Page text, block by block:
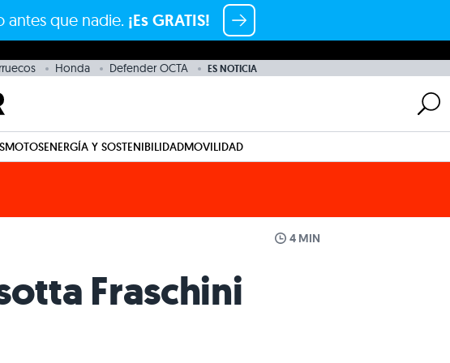
antes que nadie. ¡Es GRATIS!
Honda Defender OCTA ES NOTICIA
MOTOSENERGÍA Y SOSTENIBILIDADMOVILIDAD
4 MIN
Fraschini